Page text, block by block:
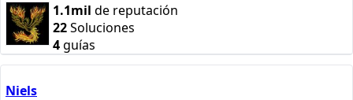
1.1mil de reputación
22Soluciones
4guías
Niels